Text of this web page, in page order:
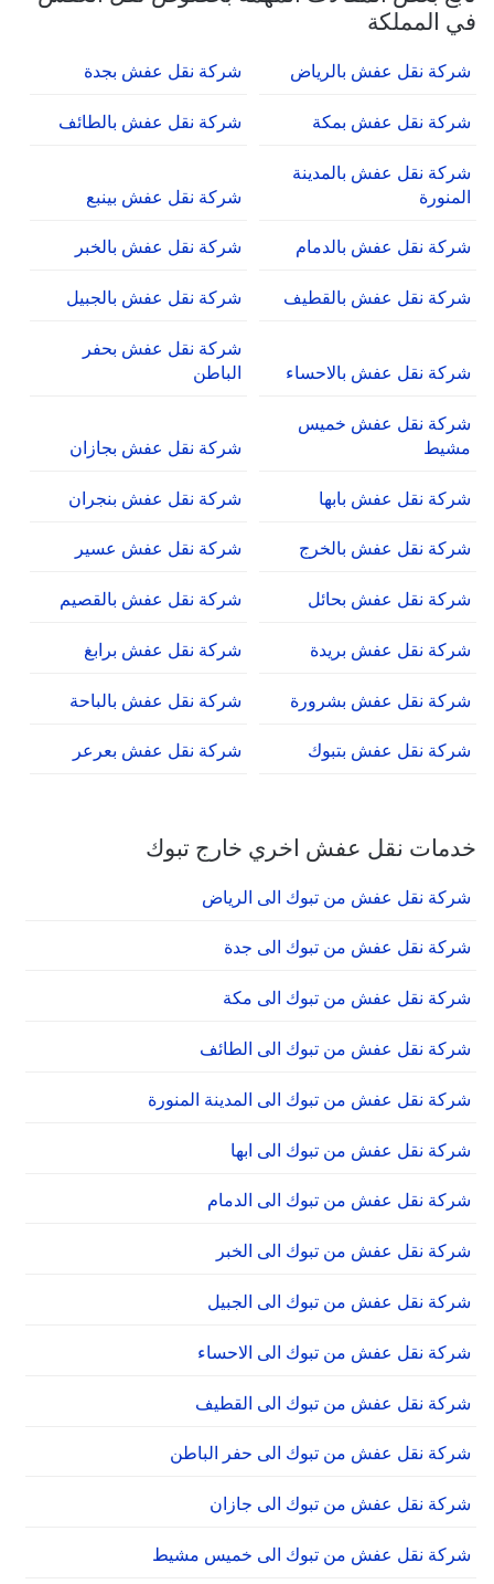
في المملكة
شركة نقل عفش بالرياض
شركة نقل عفش بجدة
شركة نقل عفش بمكة
شركة نقل عفش بالطائف
شركة نقل عفش بالمدينة
المنورة
شركة نقل عفش بينبع
شركة نقل عفش بالدمام
شركة نقل عفش بالخبر
شركة نقل عفش بالقطيف
شركة نقل عفش بالجبيل
شركة نقل عفش بالاحساء
شركة نقل عفش بحفر
الباطن
شركة نقل عفش خميس
مشيط
شركة نقل عفش بجازان
شركة نقل عفش بابها
شركة نقل عفش بنجران
شركة نقل عفش بالخرج
شركة نقل عفش عسير
شركة نقل عفش بحائل
شركة نقل عفش بالقصيم
شركة نقل عفش بريدة
شركة نقل عفش برابغ
شركة نقل عفش بشرورة
شركة نقل عفش بالباحة
شركة نقل عفش بتبوك
شركة نقل عفش بعرعر
خدمات نقل عفش اخري خارج تبوك
شركة نقل عفش من تبوك الى الرياض
شركة نقل عفش من تبوك الى جدة
شركة نقل عفش من تبوك الى مكة
شركة نقل عفش من تبوك الى الطائف
شركة نقل عفش من تبوك الى المدينة المنورة
شركة نقل عفش من تبوك الى ابها
شركة نقل عفش من تبوك الى الدمام
شركة نقل عفش من تبوك الى الخبر
شركة نقل عفش من تبوك الى الجبيل
شركة نقل عفش من تبوك الى الاحساء
شركة نقل عفش من تبوك الى القطيف
شركة نقل عفش من تبوك الى حفر الباطن
شركة نقل عفش من تبوك الى جازان
شركة نقل عفش من تبوك الى خميس مشيط